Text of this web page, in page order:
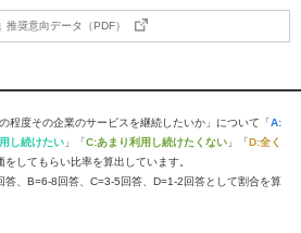
推奨意向データ（PDF）
程度その企業のサービスを継続したいか」について「A:
し続けたい 」「C:あまり利用し続けたくない 」「D:全く
をしてもらい比率を算出しています。
、B=6-8回答、C=3-5回答、D=1-2回答として割合を算